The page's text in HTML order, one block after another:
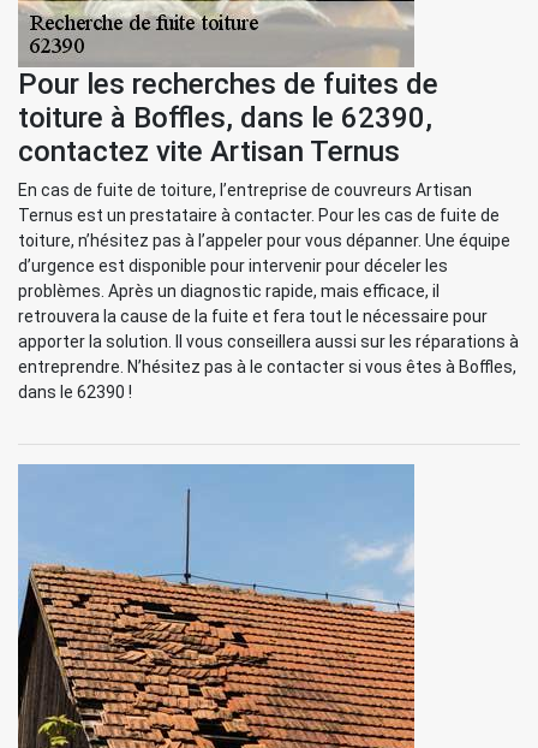
Pour les recherches de fuites de
toiture à Boffles, dans le 62390,
contactez vite Artisan Ternus
En cas de fuite de toiture, l’entreprise de couvreurs Artisan
Ternus est un prestataire à contacter. Pour les cas de fuite de
toiture, n’hésitez pas à l’appeler pour vous dépanner. Une équipe
d’urgence est disponible pour intervenir pour déceler les
problèmes. Après un diagnostic rapide, mais efficace, il
retrouvera la cause de la fuite et fera tout le nécessaire pour
apporter la solution. Il vous conseillera aussi sur les réparations à
entreprendre. N’hésitez pas à le contacter si vous êtes à Boffles,
dans le 62390 !